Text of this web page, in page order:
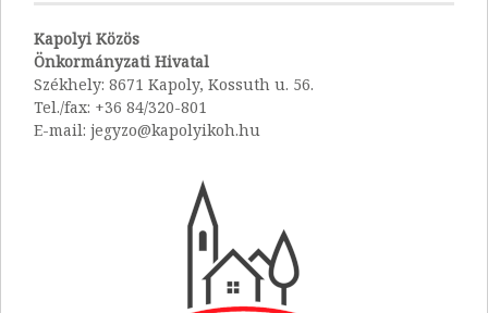
Kapolyi Közös
Önkormányzati Hivatal
Székhely: 8671 Kapoly, Kossuth u. 56.
Tel./fax: +36 84/320-801
E-mail: jegyzo@kapolyikoh.hu